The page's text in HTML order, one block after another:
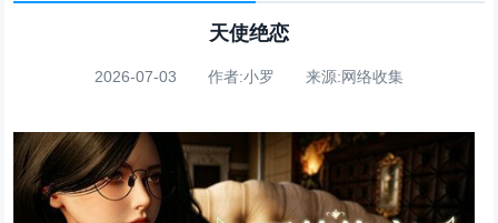
天使绝恋
2026-07-03 作者:小罗 来源:网络收集